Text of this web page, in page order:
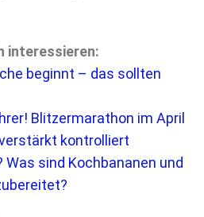
interessieren:
beginnt – das sollten
Blitzermarathon im April
kontrolliert
sind Kochbananen und